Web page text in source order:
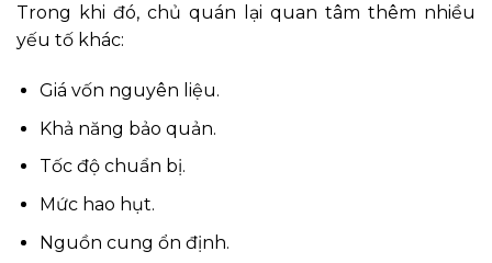
Trong khi đó, chủ quán lại quan tâm thêm nhiều
yếu tố khác:
Giá vốn nguyên liệu.
Khả năng bảo quản.
Tốc độ chuẩn bị.
Mức hao hụt.
Nguồn cung ổn định.